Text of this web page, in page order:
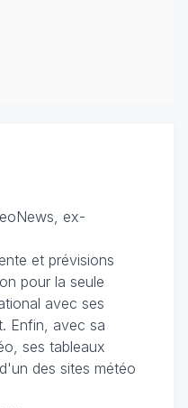
ex-
et prévisions
pour la seule
avec ses
Enfin, avec sa
ses tableaux
des sites météo